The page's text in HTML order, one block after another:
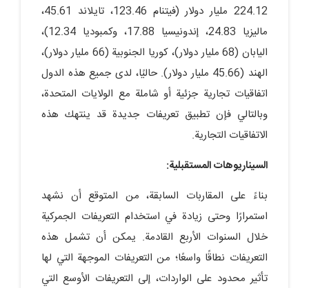
224.12 مليار دولار (فيتنام 123.46، تايلاند 45.61،
ماليزيا 24.83، إندونيسيا 17.88، وكمبوديا 12.34)،
اليابان (68 مليار دولار)، كوريا الجنوبية (66 مليار دولار)،
الهند (45.66 مليار دولار). حاليًا، لدى جميع هذه الدول
اتفاقيات تجارية جزئية أو شاملة مع الولايات المتحدة،
وبالتالي فإن تطبيق تعريفات جديدة قد ينتهك هذه
الاتفاقيات التجارية.
السيناريوهات المستقبلية:
بناءً على المقاربات السابقة، من المتوقع أن نشهد
استمرارًا وحتى زيادة في استخدام التعريفات الجمركية
خلال السنوات الأربع القادمة. يمكن أن تشمل هذه
التعريفات نطاقًا واسعًا؛ من التعريفات الموجهة التي لها
تأثير محدود على الواردات، إلى التعريفات الأوسع التي